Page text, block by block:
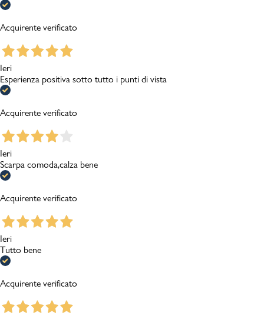
Acquirente verificato
Ieri
Esperienza positiva sotto tutto i punti di vista
Acquirente verificato
Ieri
Scarpa comoda,calza bene
Acquirente verificato
Ieri
Tutto bene
Acquirente verificato